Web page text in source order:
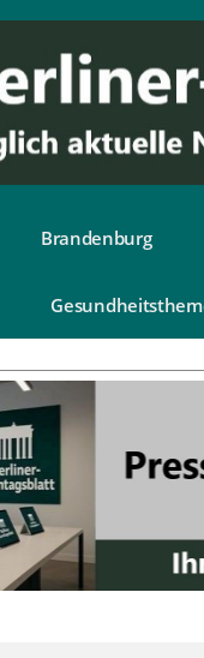
Brandenburg